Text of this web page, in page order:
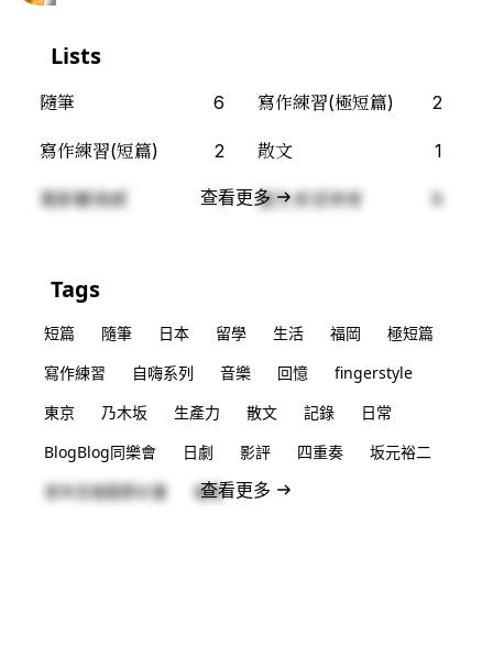
Lists
隨筆 6 寫作練習(極短篇) 2
寫作練習(短篇) 2 散文 1
電影觀後感 1 重生希望使者 9
查看更多
Tags
短篇 隨筆 日本 留學 生活 福岡
極短篇
寫作練習
自嗨系列 音樂 回憶
fingerstyle
東京
乃木坂 生產力 散文 記錄
日常
BlogBlog同樂會
日劇 影評 四重奏
坂元裕二
青年百億圓夢計畫
福島
查看更多